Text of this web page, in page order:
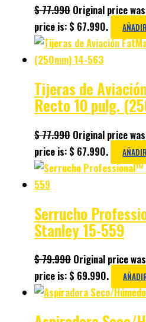
$77.990 Original price
price is: $ 67.990.
Tijeras de
Recto 10 pulg.
$77.990 Original price
price is: $ 67.990.
Serrucho
Stanley 15-559
$79.990 Original price
price is: $ 69.990.